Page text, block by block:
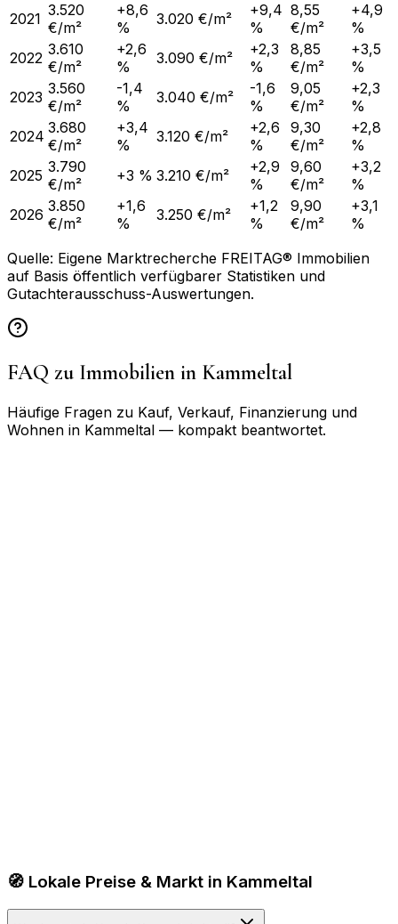
2021 3.520
€/m²
+8,6
%
3.020 €/m²
+9,4
%
8,55
€/m²
+4,9
%
2022 3.610
€/m²
+2,6
%
3.090 €/m²
+2,3
%
8,85
€/m²
+3,5
%
2023 3.560
€/m²
-1,4
%
3.040 €/m²
-1,6
%
9,05
€/m²
+2,3
%
2024 3.680
€/m²
+3,4
%
3.120 €/m²
+2,6
%
9,30
€/m²
+2,8
%
2025 3.790
€/m²
+3 % 3.210 €/m²
+2,9
%
9,60
€/m²
+3,2
%
2026 3.850
€/m²
+1,6
%
3.250 €/m²
+1,2
%
9,90
€/m²
+3,1
%
Quelle: Eigene Marktrecherche FREITAG® Immobilien
auf Basis öffentlich verfügbarer Statistiken und
Gutachterausschuss-Auswertungen.
FAQ zu Immobilien in Kammeltal
Häufige Fragen zu Kauf, Verkauf, Finanzierung und
Wohnen in Kammeltal — kompakt beantwortet.
🧭 Lokale Preise & Markt in Kammeltal